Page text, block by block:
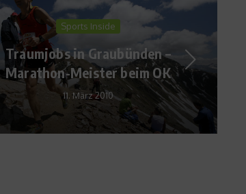
News
Eintracht Frankfurt hat
#PlatzfürVielfalt auf dem
Trikot
21. November 2019